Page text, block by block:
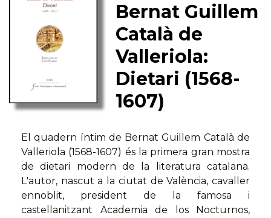
Bernat Guillem
Català de
Valleriola:
Dietari (1568-
1607)
El quadern íntim de Bernat Guillem Català de
Valleriola (1568-1607) és la primera gran mostra
de dietari modern de la literatura catalana.
L'autor, nascut a la ciutat de València, cavaller
ennoblit, president de la famosa i
castellanitzant Academia de los Nocturnos,